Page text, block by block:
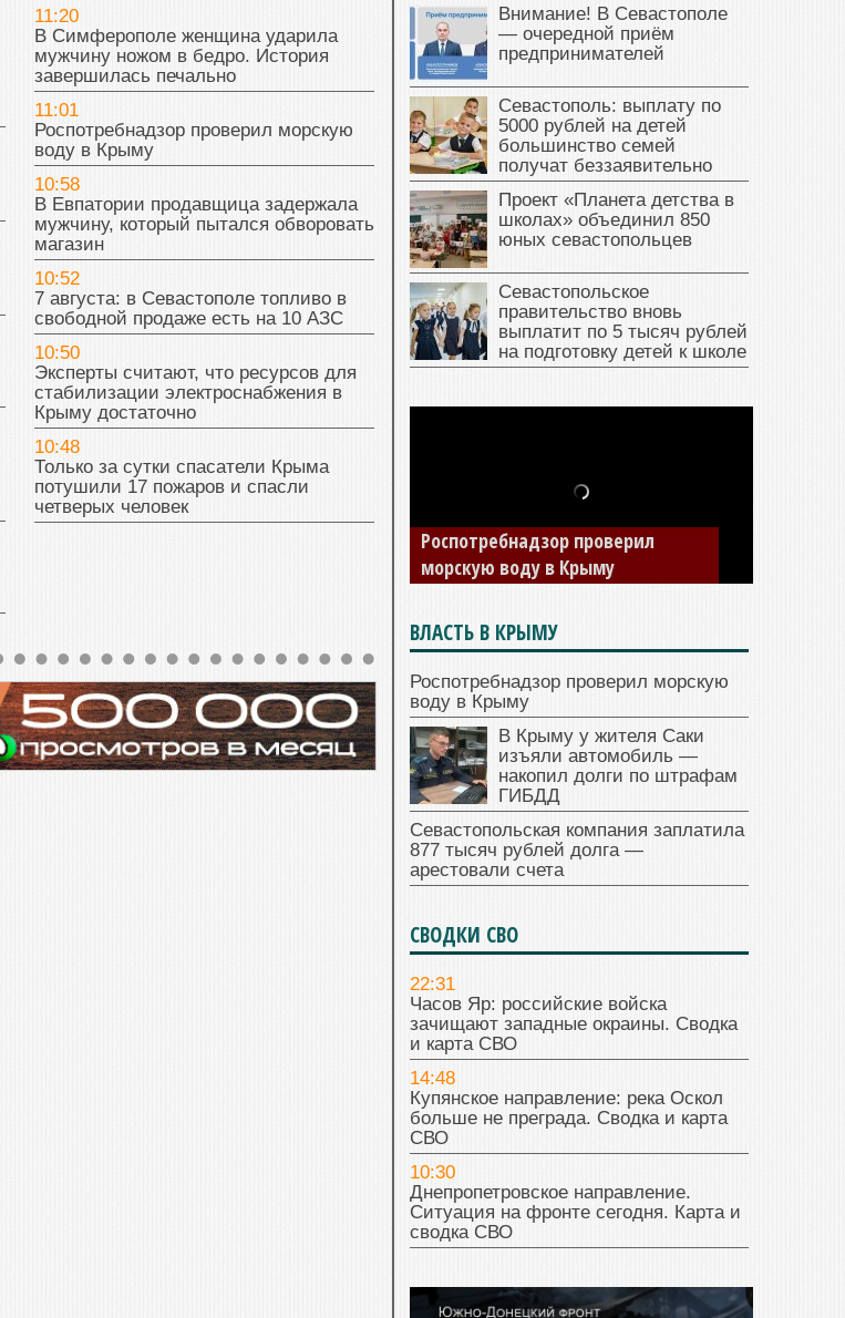
11:20
В Симферополе женщина ударила
мужчину ножом в бедро. История
завершилась печально
11:01
Роспотребнадзор проверил морскую
воду в Крыму
10:58
В Евпатории продавщица задержала
мужчину, который пытался обворовать
магазин
10:52
7 августа: в Севастополе топливо в
свободной продаже есть на 10 АЗС
10:50
Эксперты считают, что ресурсов для
стабилизации электроснабжения в
Крыму достаточно
10:48
Только за сутки спасатели Крыма
потушили 17 пожаров и спасли
четверых человек
Внимание! В Севастополе
— очередной приём
предпринимателей
Севастополь: выплату по
5000 рублей на детей
большинство семей
получат беззаявительно
Проект «Планета детства в
школах» объединил 850
юных севастопольцев
Севастопольское
правительство вновь
выплатит по 5 тысяч рублей
на подготовку детей к школе
автомобиль — накопил долги по
штрафам ГИБДД
ВЛАСТЬ В КРЫМУ
Роспотребнадзор проверил морскую
воду в Крыму
В Крыму у жителя Саки
изъяли автомобиль —
накопил долги по штрафам
ГИБДД
Севастопольская компания заплатила
877 тысяч рублей долга —
арестовали счета
СВОДКИ СВО
22:31
Часов Яр: российские войска
зачищают западные окраины. Сводка
и карта СВО
14:48
Купянское направление: река Оскол
больше не преграда. Сводка и карта
СВО
10:30
Днепропетровское направление.
Ситуация на фронте сегодня. Карта и
сводка СВО